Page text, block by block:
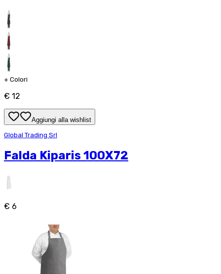
+ Colori
€ 12
Aggiungi alla wishlist
Global Trading Srl
Falda Kiparis 100X72
€ 6